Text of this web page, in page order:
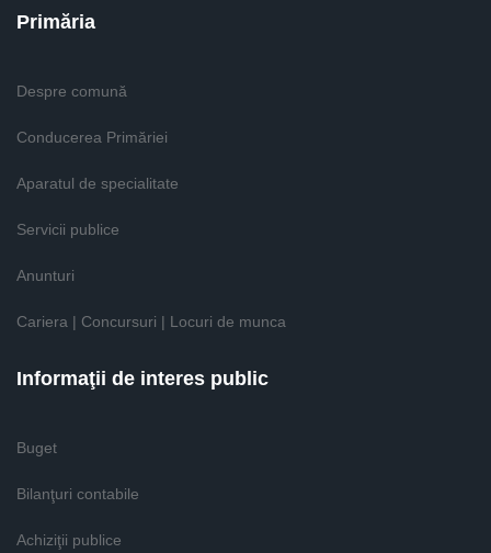
Primăria
Despre comună
Conducerea Primăriei
Aparatul de specialitate
Servicii publice
Anunturi
Cariera | Concursuri | Locuri de munca
Informaţii de interes public
Buget
Bilanţuri contabile
Achiziţii publice